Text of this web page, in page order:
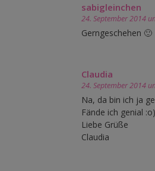
sabigleinchen
24. September 2014
Gerngeschehen 🙂
Claudia
24. September 2014
Na, da bin ich ja
Fände ich genial
Liebe Grüße
Claudia